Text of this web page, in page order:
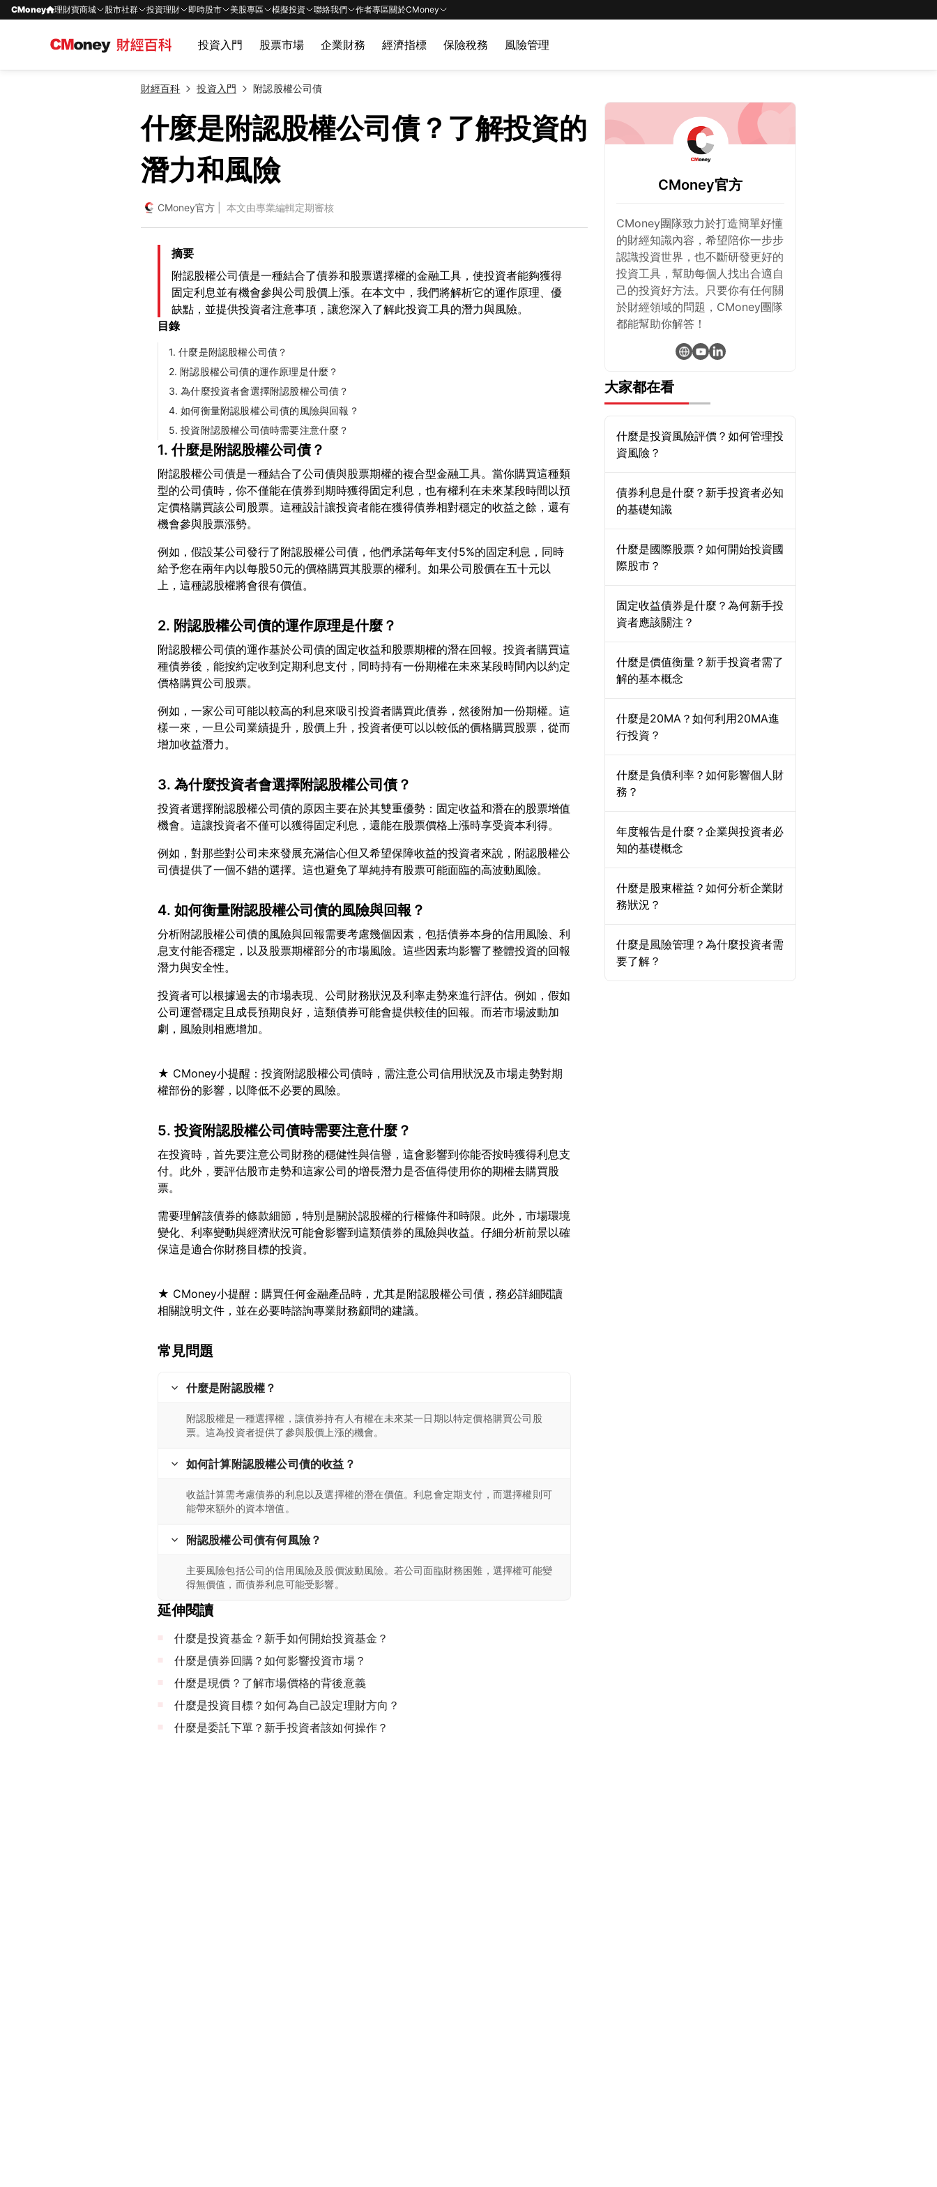
CMoney 理財寶商城 股市社群 投資理財 即時股市 美股專區 模擬投資 聯絡我們 作者專區關於CMoney
投資入門 股票市場 企業財務 經濟指標 保險稅務 風險管理
財經百科 投資入門 附認股權公司債
什麼是附認股權公司債？了解投資的
潛力和風險
CMoney官方| 本文由專業編輯定期審核
摘要
附認股權公司債是一種結合了債券和股票選擇權的金融工具，使投資者能夠獲得
固定利息並有機會參與公司股價上漲。在本文中，我們將解析它的運作原理、優
缺點，並提供投資者注意事項，讓您深入了解此投資工具的潛力與風險。
目錄
1. 什麼是附認股權公司債？
2. 附認股權公司債的運作原理是什麼？
3. 為什麼投資者會選擇附認股權公司債？
4. 如何衡量附認股權公司債的風險與回報？
5. 投資附認股權公司債時需要注意什麼？
1. 什麼是附認股權公司債？
附認股權公司債是一種結合了公司債與股票期權的複合型金融工具。當你購買這種類
型的公司債時，你不僅能在債券到期時獲得固定利息，也有權利在未來某段時間以預
定價格購買該公司股票。這種設計讓投資者能在獲得債券相對穩定的收益之餘，還有
例如，假設某公司發行了附認股權公司債，他們承諾每年支付5%的固定利息，同時
給予您在兩年內以每股50元的價格購買其股票的權利。如果公司股價在五十元以
2. 附認股權公司債的運作原理是什麼？
附認股權公司債的運作基於公司債的固定收益和股票期權的潛在回報。投資者購買這
種債券後，能按約定收到定期利息支付，同時持有一份期權在未來某段時間內以約定
例如，一家公司可能以較高的利息來吸引投資者購買此債券，然後附加一份期權。這
樣一來，一旦公司業績提升，股價上升，投資者便可以以較低的價格購買股票，從而
3. 為什麼投資者會選擇附認股權公司債？
投資者選擇附認股權公司債的原因主要在於其雙重優勢：固定收益和潛在的股票增值
例如，對那些對公司未來發展充滿信心但又希望保障收益的投資者來說，附認股權公
4. 如何衡量附認股權公司債的風險與回報？
分析附認股權公司債的風險與回報需要考慮幾個因素，包括債券本身的信用風險、利
息支付能否穩定，以及股票期權部分的市場風險。這些因素均影響了整體投資的回報
投資者可以根據過去的市場表現、公司財務狀況及利率走勢來進行評估。例如，假如
公司運營穩定且成長預期良好，這類債券可能會提供較佳的回報。而若市場波動加
★ CMoney小提醒：投資附認股權公司債時，需注意公司信用狀況及市場走勢對期
5. 投資附認股權公司債時需要注意什麼？
在投資時，首先要注意公司財務的穩健性與信譽，這會影響到你能否按時獲得利息支
付。此外，要評估股市走勢和這家公司的增長潛力是否值得使用你的期權去購買股
需要理解該債券的條款細節，特別是關於認股權的行權條件和時限。此外，市場環境
變化、利率變動與經濟狀況可能會影響到這類債券的風險與收益。仔細分析前景以確
★ CMoney小提醒：購買任何金融產品時，尤其是附認股權公司債，務必詳細閱讀
常見問題
什麼是附認股權？
附認股權是一種選擇權，讓債券持有人有權在未來某一日期以特定價格購買公司股
票。這為投資者提供了參與股價上漲的機會。
如何計算附認股權公司債的收益？
收益計算需考慮債券的利息以及選擇權的潛在價值。利息會定期支付，而選擇權則可
能帶來額外的資本增值。
附認股權公司債有何風險？
主要風險包括公司的信用風險及股價波動風險。若公司面臨財務困難，選擇權可能變
得無價值，而債券利息可能受影響。
延伸閱讀
什麼是投資基金？新手如何開始投資基金？
什麼是債券回購？如何影響投資市場？
什麼是現價？了解市場價格的背後意義
什麼是投資目標？如何為自己設定理財方向？
什麼是委託下單？新手投資者該如何操作？
CMoney官方
CMoney團隊致力於打造簡單好懂
的財經知識內容，希望陪你一步步
認識投資世界，也不斷研發更好的
投資工具，幫助每個人找出合適自
己的投資好方法。只要你有任何關
於財經領域的問題，CMoney團隊
都能幫助你解答！
大家都在看
什麼是投資風險評價？如何管理投
資風險？
債券利息是什麼？新手投資者必知
的基礎知識
什麼是國際股票？如何開始投資國
際股市？
固定收益債券是什麼？為何新手投
資者應該關注？
什麼是價值衡量？新手投資者需了
解的基本概念
什麼是20MA？如何利用20MA進
行投資？
什麼是負債利率？如何影響個人財
務？
年度報告是什麼？企業與投資者必
知的基礎概念
什麼是股東權益？如何分析企業財
務狀況？
什麼是風險管理？為什麼投資者需
要了解？